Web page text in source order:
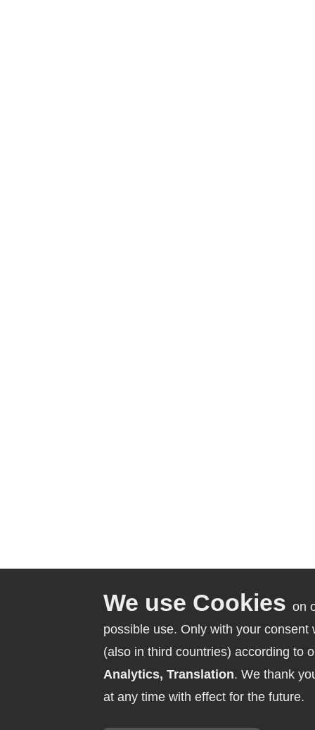
on
possible use. Only with your
(also in third countries) according to
Analytics, Translation. We thank
at any time with effect for the future.